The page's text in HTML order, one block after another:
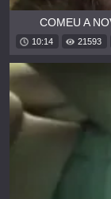
COMEU A
10:14 21593